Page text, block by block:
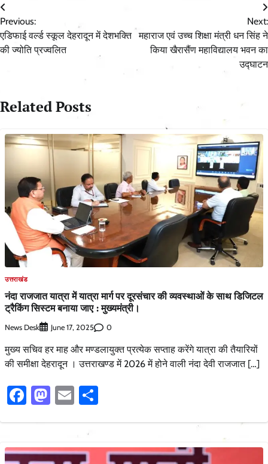
Post
navigation
Previous:
एडिफाई वर्ल्ड स्कूल देहरादून में देशभक्ति
की ज्योति प्रज्वलित
Next:
महाराज एवं उच्च शिक्षा मंत्री धन सिंह ने
किया खैरासैंण महाविद्यालय भवन का
उद्घाटन
Related Posts
उत्तराखंड
नंदा राजजात यात्रा में यात्रा मार्ग पर दूरसंचार की व्यवस्थाओं के साथ डिजिटल
ट्रैकिंग सिस्टम बनाया जाए : मुख्यमंत्री।
News Desk June 17, 2025 0
मुख्य सचिव हर माह और मण्डलायुक्त प्रत्येक सप्ताह करेंगे यात्रा की तैयारियों
की समीक्षा देहरादून । उत्तराखण्ड में 2026 में होने वाली नंदा देवी राजजात […]
Facebook
Mastodon
Email